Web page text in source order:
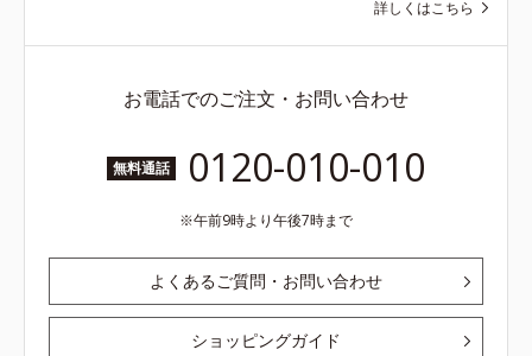
詳しくはこちら
お電話でのご注文・お問い合わせ
無料通話 0120-010-010
午前9時より午後7時まで
よくあるご質問・お問い合わせ
ショッピングガイド